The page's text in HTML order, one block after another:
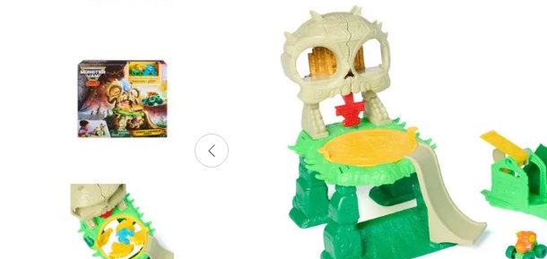
Muñecas
Construcción
Vehículos y Pistas